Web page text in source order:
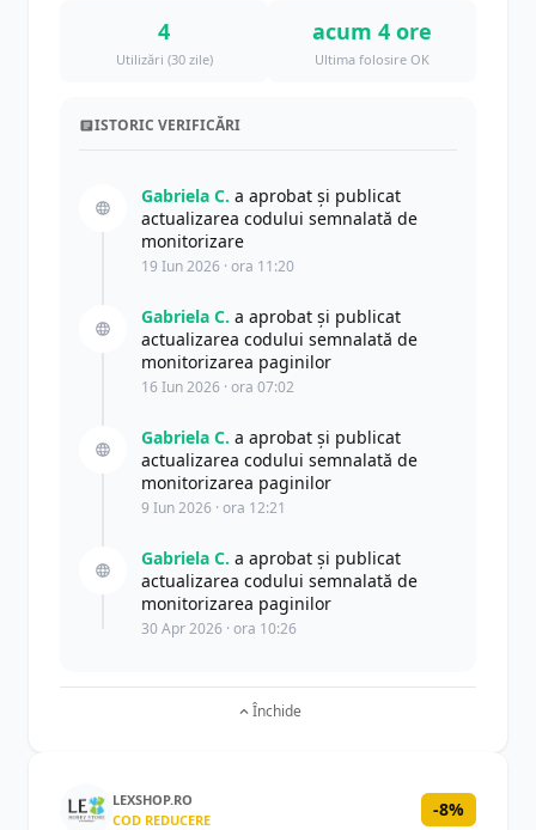
4
Utilizări (30 zile)
acum 4 ore
Ultima folosire OK
ISTORIC VERIFICĂRI
Gabriela C. a aprobat și publicat
actualizarea codului semnalată de
monitorizare
19 Iun 2026 · ora 11:20
Gabriela C. a aprobat și publicat
actualizarea codului semnalată de
monitorizarea paginilor
16 Iun 2026 · ora 07:02
Gabriela C. a aprobat și publicat
actualizarea codului semnalată de
monitorizarea paginilor
9 Iun 2026 · ora 12:21
Gabriela C. a aprobat și publicat
actualizarea codului semnalată de
monitorizarea paginilor
30 Apr 2026 · ora 10:26
Închide
LEXSHOP.RO
COD REDUCERE
-8%